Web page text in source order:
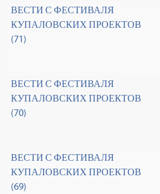
ВЕСТИ С ФЕСТИВАЛЯ
КУПАЛОВСКИХ ПРОЕКТОВ
(71)
ВЕСТИ С ФЕСТИВАЛЯ
КУПАЛОВСКИХ ПРОЕКТОВ
(70)
ВЕСТИ С ФЕСТИВАЛЯ
КУПАЛОВСКИХ ПРОЕКТОВ
(69)